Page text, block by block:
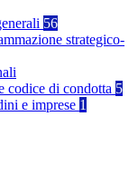
56
strategico-
codice di condotta 5
e imprese 1